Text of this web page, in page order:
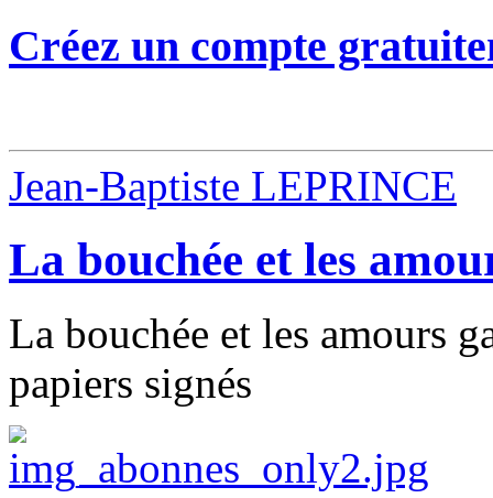
Créez un compte
Jean-Baptiste LEPRINCE
La bouchée et les
La bouchée et les amours
papiers signés